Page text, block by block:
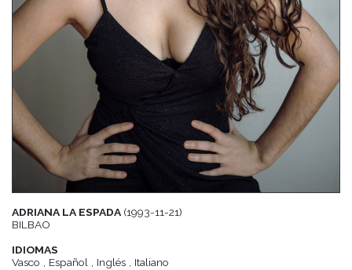
ADRIANA LA ESPADA (1993-11-21)
BILBAO
IDIOMAS
Vasco , Español , Inglés , Italiano